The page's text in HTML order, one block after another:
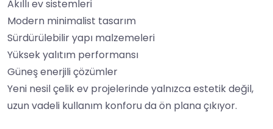
Akıllı ev sistemleri
Modern minimalist tasarım
Sürdürülebilir yapı malzemeleri
Yüksek yalıtım performansı
Güneş enerjili çözümler
Yeni nesil çelik ev projelerinde yalnızca estetik değil,
uzun vadeli kullanım konforu da ön plana çıkıyor.